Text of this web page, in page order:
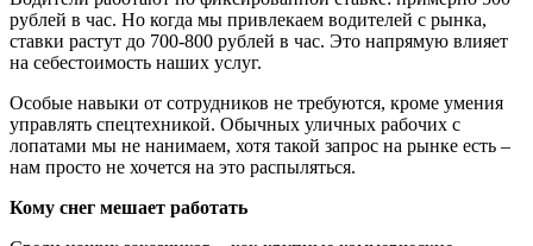
рублей в час. Но когда мы привлекаем водителей с рынка,
ставки растут до 700-800 рублей в час. Это напрямую влияет
на себестоимость наших услуг.
Особые навыки от сотрудников не требуются, кроме умения
управлять спецтехникой. Обычных уличных рабочих с
лопатами мы не нанимаем, хотя такой запрос на рынке есть –
нам просто не хочется на это распыляться.
Кому снег мешает работать